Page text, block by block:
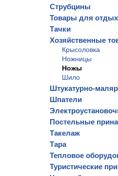
Струбцины
Товары для
Тачки
Хозяйственные
Крысоловка
Ножницы
Ножы
Шило
Штукатурно-
Шпатели
Постельные
Такелаж
Тара
Тепловое
Туристические